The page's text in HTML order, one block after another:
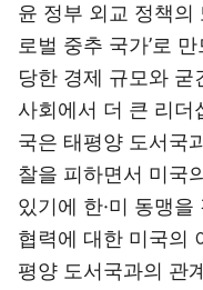
윤 정부 외교 정책의
로벌 중추 국가’로
당한 경제 규모와 굳
사회에서 더 큰 리더
국은 태평양 도서국
찰을 피하면서 미국
있기에 한·미 동맹
협력에 대한 미국의
평양 도서국과의 관